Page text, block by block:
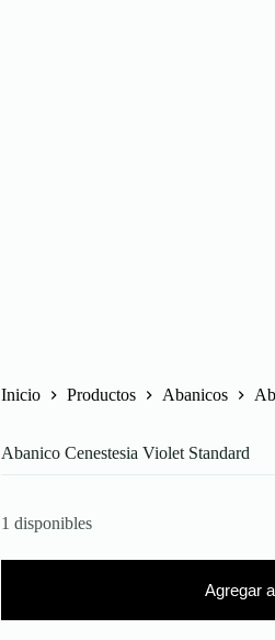
Inicio Productos Abanicos
Abanico Cenestesia Violet Standard
1 disponibles
Agregar